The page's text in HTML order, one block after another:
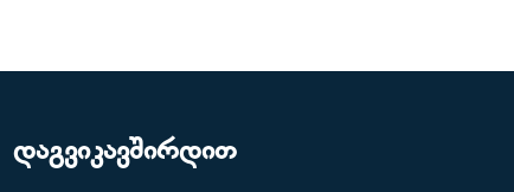
დაგვიკავშირდით